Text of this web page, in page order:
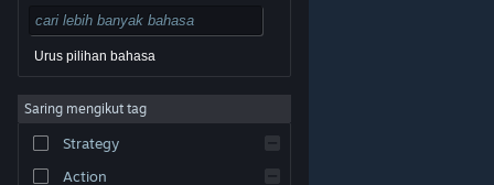
© Valve Corporation. Hak cipta terpelihara. Semua
tanda dagangan ialah hak milik pemilik masing-masing
Perundangan|Accessibility
Steam| Bayaran balik
Urus pilihan bahasa
Saring mengikut tag
Strategy
Action